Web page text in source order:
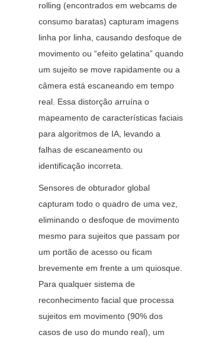
rolling (encontrados em webcams de
consumo baratas) capturam imagens
linha por linha, causando desfoque de
movimento ou “efeito gelatina” quando
um sujeito se move rapidamente ou a
câmera está escaneando em tempo
real. Essa distorção arruína o
mapeamento de características faciais
para algoritmos de IA, levando a
falhas de escaneamento ou
identificação incorreta.
Sensores de obturador global
capturam todo o quadro de uma vez,
eliminando o desfoque de movimento
mesmo para sujeitos que passam por
um portão de acesso ou ficam
brevemente em frente a um quiosque.
Para qualquer sistema de
reconhecimento facial que processa
sujeitos em movimento (90% dos
casos de uso do mundo real), um